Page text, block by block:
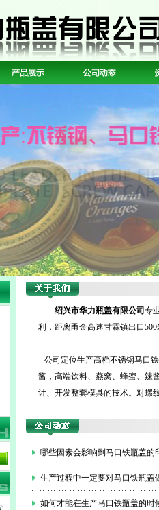
绍兴市华力瓶盖有限公司 专
利，距离甬金高速甘霖镇出口500
公司定位生产高档不锈钢马口
酱，高端饮料、燕窝、蜂蜜、辣
计、开发整套模具的技术。对螺
哪些因素会影响到马口铁瓶盖的
生产过程中一定要对马口铁瓶盖
如何才能在生产马口铁瓶盖的时